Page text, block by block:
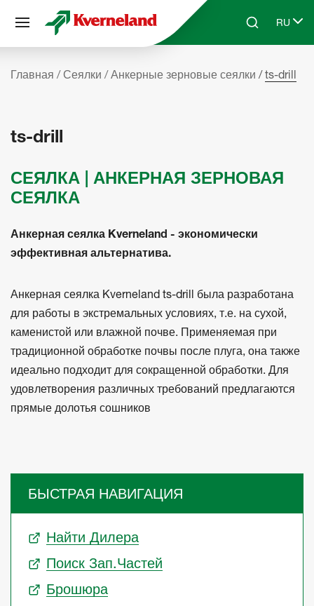
Skip to main contentSearchRU
Select
Главная Сеялки Анкерные зерновые сеялки ts-drill
ts-drill
СЕЯЛКА | АНКЕРНАЯ ЗЕРНОВАЯ
СЕЯЛКА
Анкерная сеялка Kverneland - экономически
эффективная альтернатива.
Анкерная сеялка Kverneland ts-drill была разработана
для работы в экстремальных условиях, т.е. на сухой,
каменистой или влажной почве. Применяемая при
традиционной обработке почвы после плуга, она также
идеально подходит для сокращенной обработки. Для
удовлетворения различных требований предлагаются
прямые долотья сошников
БЫСТРАЯ НАВИГАЦИЯ
Найти Дилера
Поиск Зап.частей
Брошюра
Панель управления cookies